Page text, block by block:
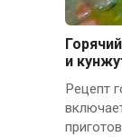
и
Рецепт